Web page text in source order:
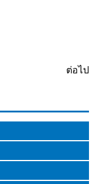
ต่อไป